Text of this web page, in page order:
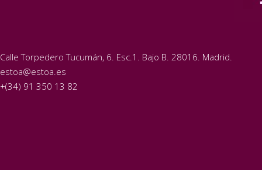
Calle Torpedero Tucumán, 6. Esc.1. Bajo B. 28016. Madrid.
estoa@estoa.es
+(34) 91 350 13 82